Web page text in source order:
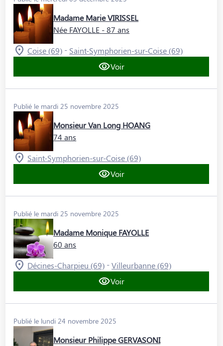
Madame Marie VIRISSEL
Née FAYOLLE - 87 ans
Coise (69) - Saint-Symphorien-sur-Coise (69)
Voir
Publié le mardi 25 novembre 2025
Monsieur Van Long HOANG
74 ans
Saint-Symphorien-sur-Coise (69)
Voir
Publié le mardi 25 novembre 2025
Madame Monique FAYOLLE
60 ans
Décines-Charpieu (69) -Villeurbanne (69)
Voir
Publié le lundi 24 novembre 2025
Monsieur Philippe GERVASONI